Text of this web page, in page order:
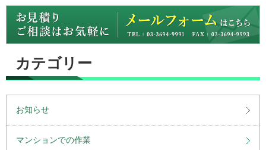
カテゴリー
お知らせ
マンションでの作業